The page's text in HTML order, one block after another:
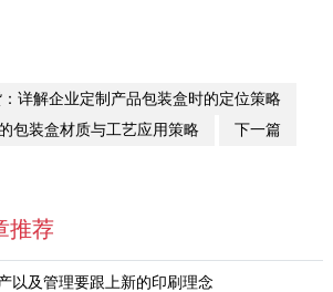
详解企业定制产品包装盒时的定位策略
包装盒材质与工艺应用策略
下一篇
推荐
以及管理要跟上新的印刷理念